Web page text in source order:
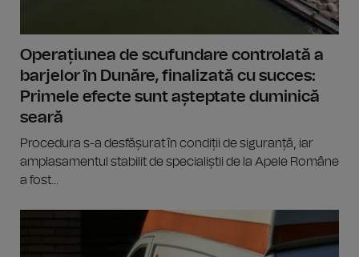
Operațiunea de scufundare controlată a
barjelor în Dunăre, finalizată cu succes:
Primele efecte sunt așteptate duminică
seară
Procedura s-a desfășurat în condiții de siguranță, iar
amplasamentul stabilit de specialiștii de la Apele Române
a fost...